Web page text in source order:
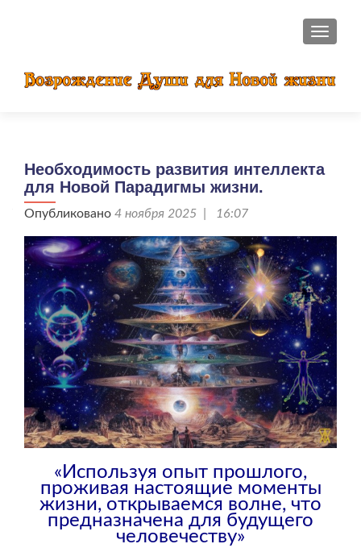
Необходимость развития интеллекта
для Новой Парадигмы жизни.
Опубликовано 4 ноября 2025 | 16:07
«Используя опыт прошлого,
проживая настоящие моменты
жизни, открываемся волне, что
предназначена для будущего
человечеству»